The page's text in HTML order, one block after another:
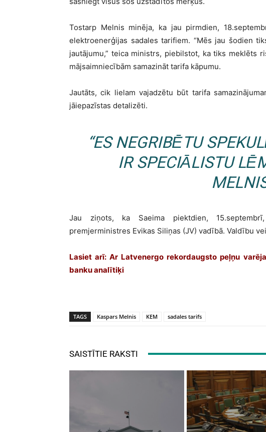
Tostarp Melnis minēja, ka jau pirmdien,
elektroenerģijas sadales tarifiem. “Mēs jau šodien
jautājumu,” teica ministrs, piebilstot, ka tiks meklēts
mājsaimniecībām samazināt tarifa kāpumu.
Jautāts, cik lielam vajadzētu būt tarifa
jāiepazīstas detalizēti.
“ES NEGRIBĒTU
IR SPECIĀLISTU
Jau ziņots, ka Saeima piektdien,
premjerministres Evikas Siliņas (JV) vadībā. Valdību
Lasiet arī:Ar Latvenergo rekordaugsto peļņu
banku analītiķi
TAGS Kaspars Melnis KEM sadales tarifs
SAISTĪTIE RAKSTI